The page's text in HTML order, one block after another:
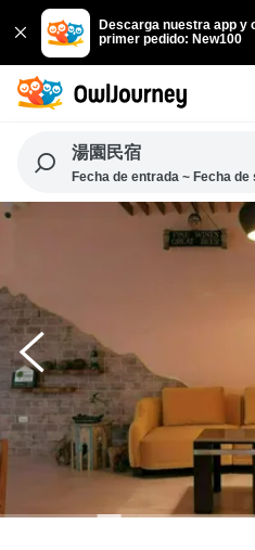
Descarga nuestra app y
primer pedido: New100
湯園民宿
Fecha de entrada ~ Fecha de